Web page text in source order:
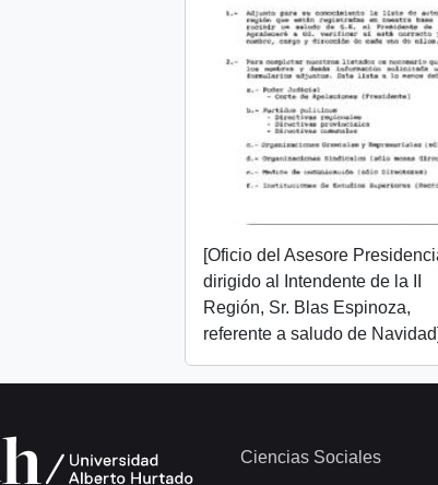
[Oficio del Asesore
dirigido al Intendente de la II
Región, Sr. Blas Espinoza,
referente a saludo de Navidad]
Ciencias Sociales